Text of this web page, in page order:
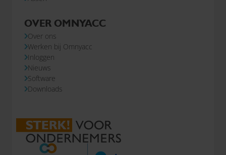
OVER OMNYACC
Over ons
Werken bij Omnyacc
Inloggen
Nieuws
Software
Downloads